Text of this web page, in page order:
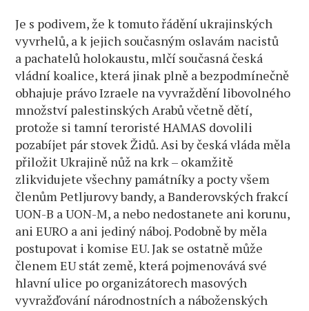
Je s podivem, že k tomuto řádění ukrajinských
vyvrhelů, a k jejich současným oslavám nacistů
a pachatelů holokaustu, mlčí současná česká
vládní koalice, která jinak plně a bezpodmínečně
obhajuje právo Izraele na vyvraždění libovolného
množství palestinských Arabů včetně dětí,
protože si tamní teroristé HAMAS dovolili
pozabíjet pár stovek Židů. Asi by česká vláda měla
přiložit Ukrajině nůž na krk – okamžitě
zlikvidujete všechny památníky a pocty všem
členům Petljurovy bandy, a Banderovských frakcí
UON-B a UON-M, a nebo nedostanete ani korunu,
ani EURO a ani jediný náboj. Podobně by měla
postupovat i komise EU. Jak se ostatně může
členem EU stát země, která pojmenovává své
hlavní ulice po organizátorech masových
vyvražďování národnostních a náboženských